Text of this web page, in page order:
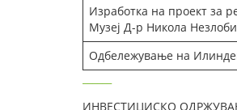
Изработка на проект за
Музеј Д-р Никола
Одбележување на
ИНВЕСТИЦИСКО